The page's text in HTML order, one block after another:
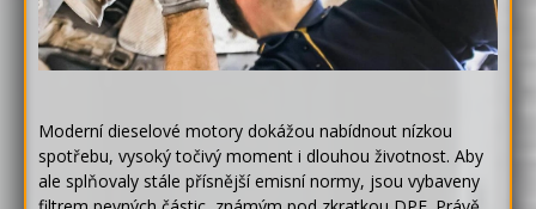
Moderní dieselové motory dokážou nabídnout nízkou
spotřebu, vysoký točivý moment i dlouhou životnost. Aby
ale splňovaly stále přísnější emisní normy, jsou vybaveny